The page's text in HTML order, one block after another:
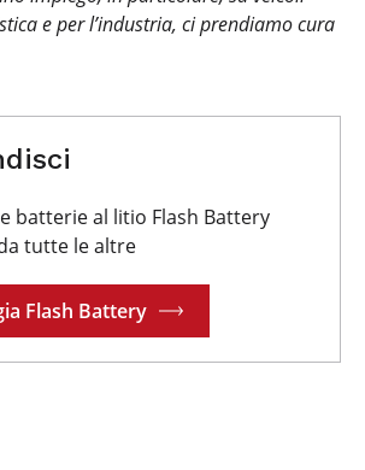
e per l’industria, ci prendiamo cura
batterie al litio Flash Battery
tutte le altre
Flash Battery